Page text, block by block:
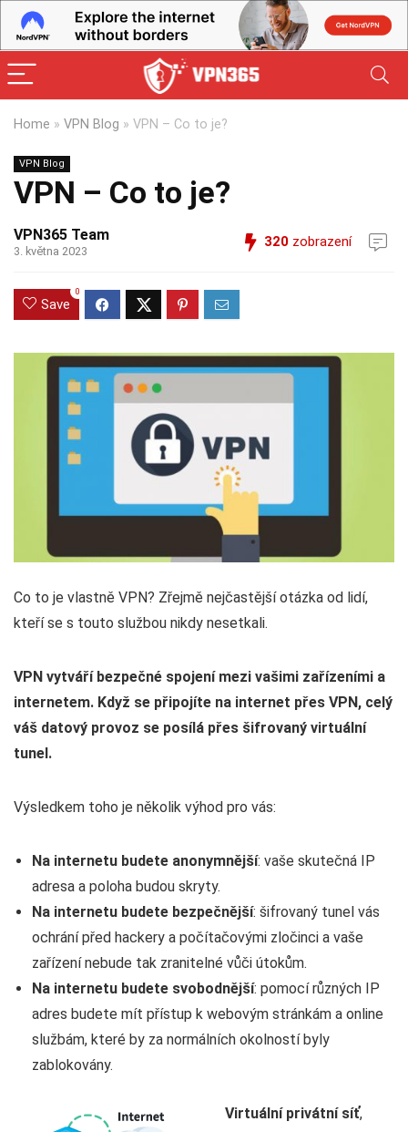
Home » VPN Blog » VPN – Co to je?
VPN Blog
VPN – Co to je?
VPN365 Team
3. května 2023
320 zobrazení
Save
0
Co to je vlastně VPN? Zřejmě nejčastější otázka od lidí,
kteří se s touto službou nikdy nesetkali.
VPN vytváří bezpečné spojení mezi vašimi zařízeními a
internetem. Když se připojíte na internet přes VPN, celý
váš datový provoz se posílá přes šifrovaný virtuální
tunel.
Výsledkem toho je několik výhod pro vás:
Na internetu budete anonymnější: vaše skutečná IP
adresa a poloha budou skryty.
Na internetu budete bezpečnější: šifrovaný tunel vás
ochrání před hackery a počítačovými zločinci a vaše
zařízení nebude tak zranitelné vůči útokům.
Na internetu budete svobodnější: pomocí různých IP
adres budete mít přístup k webovým stránkám a online
službám, které by za normálních okolností byly
zablokovány.
Virtuální privátní síť,